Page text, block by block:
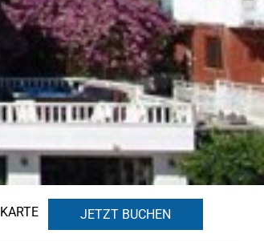
KARTE JETZT BUCHEN